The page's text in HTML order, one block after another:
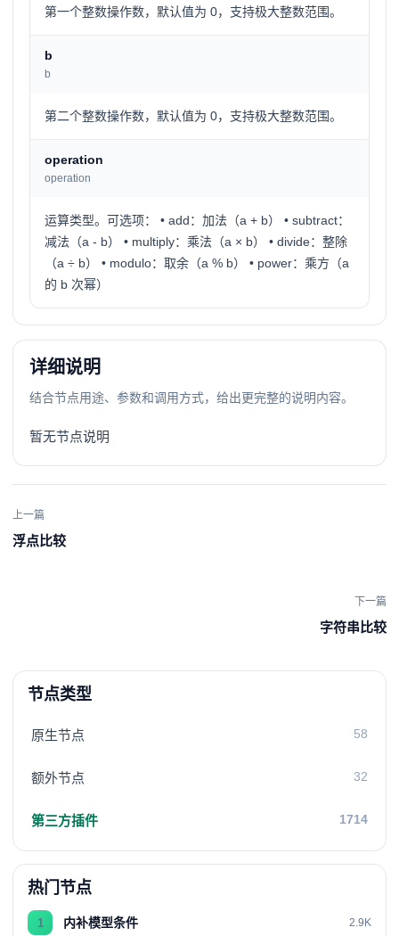
第一个整数操作数，默认值为 0，支持极大整数范围。
b
b
第二个整数操作数，默认值为 0，支持极大整数范围。
operation
operation
运算类型。可选项： • add：加法（a + b） • subtract：
减法（a - b） • multiply：乘法（a × b） • divide：整除
（a ÷ b） • modulo：取余（a % b） • power：乘方（a
的 b 次幂）
详细说明
结合节点用途、参数和调用方式，给出更完整的说明内容。
暂无节点说明
上一篇
浮点比较
下一篇
字符串比较
节点类型
原生节点 58
额外节点 32
第三方插件 1714
热门节点
1 内补模型条件 2.9K